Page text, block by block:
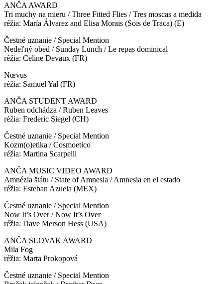
ANČA AWARD
Tri muchy na mieru / Three Fitted Flies / Tres moscas a medida
réžia: María Álvarez and Elisa Morais (Sois de Traca) (E)
Čestné uznanie / Special Mention
Nedeľný obed / Sunday Lunch / Le repas dominical
réžia: Celine Devaux (FR)
Nœvus
réžia: Samuel Yal (FR)
ANČA STUDENT AWARD
Ruben odchádza / Ruben Leaves
réžia: Frederic Siegel (CH)
Čestné uznanie / Special Mention
Kozm(o)etika / Cosmoetico
réžia: Martina Scarpelli
ANČA MUSIC VIDEO AWARD
Amnézia štátu / State of Amnesia / Amnesia en el estado
réžia: Esteban Azuela (MEX)
Čestné uznanie / Special Mention
Now It’s Over / Now It’s Over
réžia: Dave Merson Hess (USA)
ANČA SLOVAK AWARD
Mila Fog
réžia: Marta Prokopová
Čestné uznanie / Special Mention